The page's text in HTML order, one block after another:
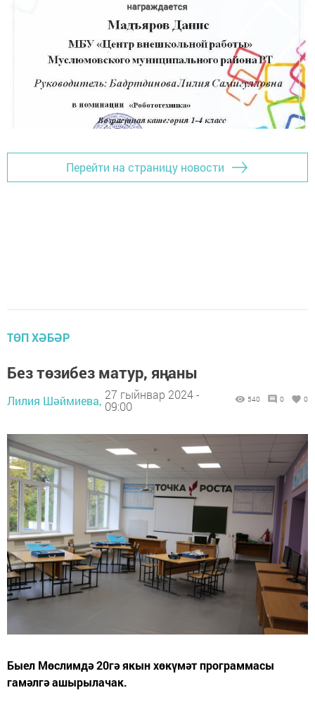
Перейти на страницу новости
ТӨП ХӘБӘР
Без төзибез матур, яңаны
Лилия Шәймиева, 27 гыйнвар 2024 -
09:00
540 0 0
Быел Мөслимдә 20гә якын хөкүмәт программасы
гамәлгә ашырылачак.